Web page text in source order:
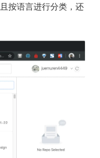
按语言进行分类，还